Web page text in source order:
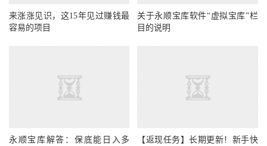
来涨涨见识，这15年见过赚钱最
容易的项目
关于永顺宝库软件“虚拟宝库”栏
目的说明
永顺宝库解答：保底能日入多
【返现任务】长期更新！新手快